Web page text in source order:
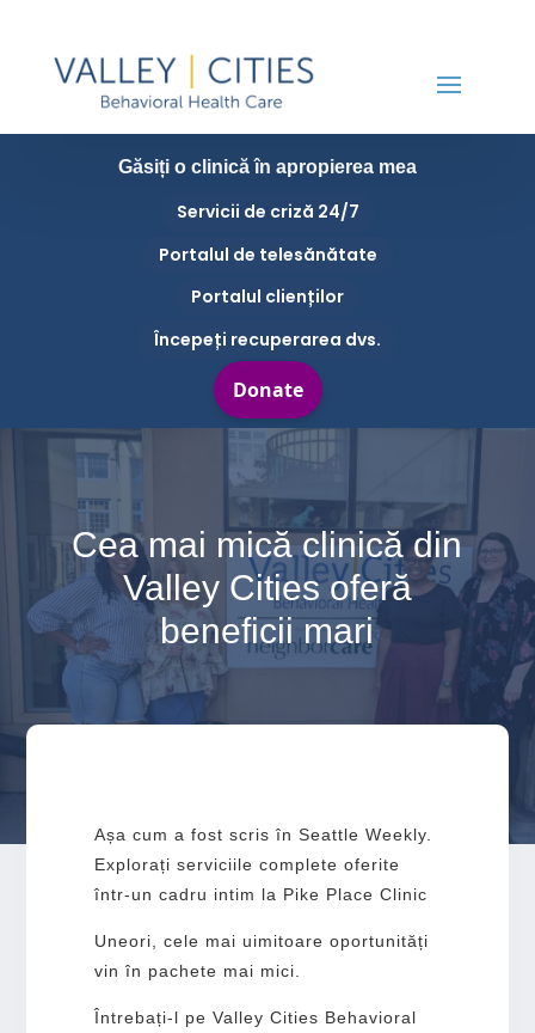
Găsiți o clinică în apropierea mea
Servicii de criză 24/7
Portalul de telesănătate
Portalul clienților
Începeți recuperarea dvs.
Cea mai mică clinică din
Valley Cities oferă
beneficii mari
Așa cum a fost scris în Seattle Weekly.
Explorați serviciile complete oferite
într-un cadru intim la Pike Place Clinic
Uneori, cele mai uimitoare oportunități
vin în pachete mai mici.
Întrebați-l pe Valley Cities Behavioral